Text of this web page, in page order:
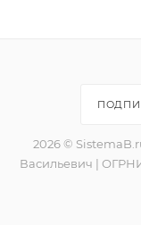
2026 ©
Васильевич |